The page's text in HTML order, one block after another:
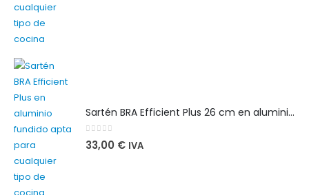
Sartén BRA Efficient Plus 26 cm en aluminio fundido apta para cualquier tipo de cocina
0out of 5
33,00 € IVA